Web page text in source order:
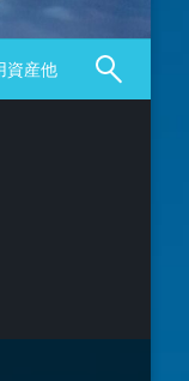
資産他